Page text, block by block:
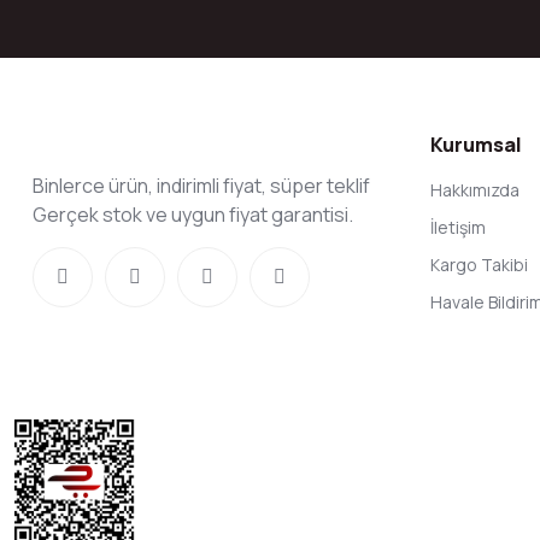
Binlerce ürün, indirimli fiyat, süper teklif
Gerçek stok ve uygun fiyat garantisi.
Kurumsal
Hakkımızda
İletişim
Kargo Takibi
Havale